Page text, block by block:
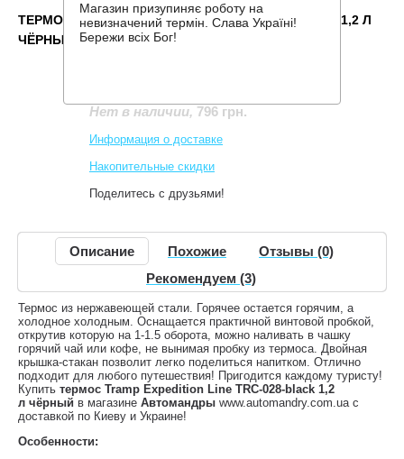
ТЕРМОС TRAMP EXPEDITION LINE TRC-028-BLACK 1,2 Л
ЧЁРНЫЙ
Нет в наличии, 796 грн.
Информация о доставке
Накопительные скидки
Поделитесь с друзьями!
Описание Похожие
Отзывы (0)
Рекомендуем (3)
Термос из нержавеющей стали. Горячее остается горячим, а
холодное холодным. Оснащается практичной винтовой пробкой,
открутив которую на 1-1.5 оборота, можно наливать в чашку
горячий чай или кофе, не вынимая пробку из термоса. Двойная
крышка-стакан позволит легко поделиться напитком. Отлично
подходит для любого путешествия! Пригодится каждому туристу!
Купить термос Tramp Expedition Line TRC-028-black 1,2
л чёрный в магазине Автомандры www.automandry.com.ua с
доставкой по Киеву и Украине!
Особенности:
Магазин призупиняє роботу на
невизначений термін. Слава Україні!
Бережи всіх Бог!